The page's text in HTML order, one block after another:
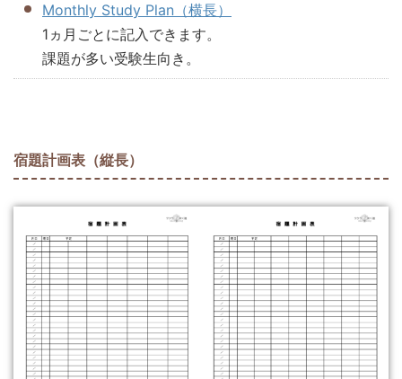
Monthly Study Plan（横長）
1ヵ月ごとに記入できます。
課題が多い受験生向き。
宿題計画表（縦長）